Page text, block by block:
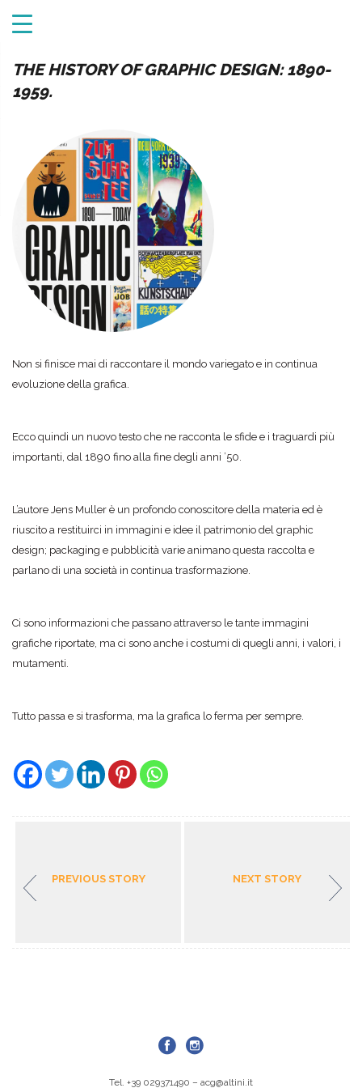
THE HISTORY OF GRAPHIC DESIGN: 1890-
1959.
Non si finisce mai di raccontare il mondo variegato e in continua
evoluzione della grafica.
Ecco quindi un nuovo testo che ne racconta le sfide e i traguardi più
importanti, dal 1890 fino alla fine degli anni ’50.
L’autore Jens Muller è un profondo conoscitore della materia ed è
riuscito a restituirci in immagini e idee il patrimonio del graphic
design; packaging e pubblicità varie animano questa raccolta e
parlano di una società in continua trasformazione.
Ci sono informazioni che passano attraverso le tante immagini
grafiche riportate, ma ci sono anche i costumi di quegli anni, i valori, i
mutamenti.
Tutto passa e si trasforma, ma la grafica lo ferma per sempre.
PREVIOUS STORY NEXT STORY
Tel. +39 029371490 – acg@altini.it